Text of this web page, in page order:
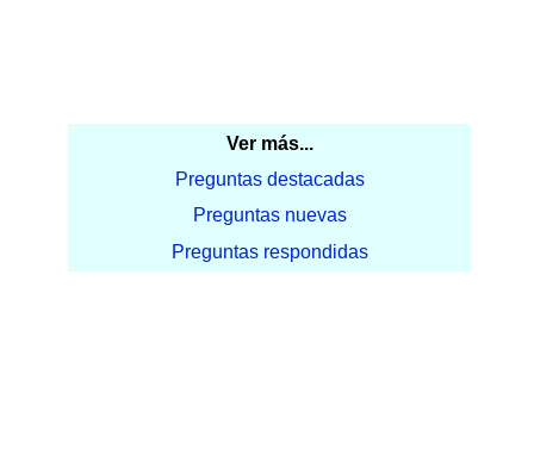
Ver más...
Preguntas destacadas
Preguntas nuevas
Preguntas respondidas